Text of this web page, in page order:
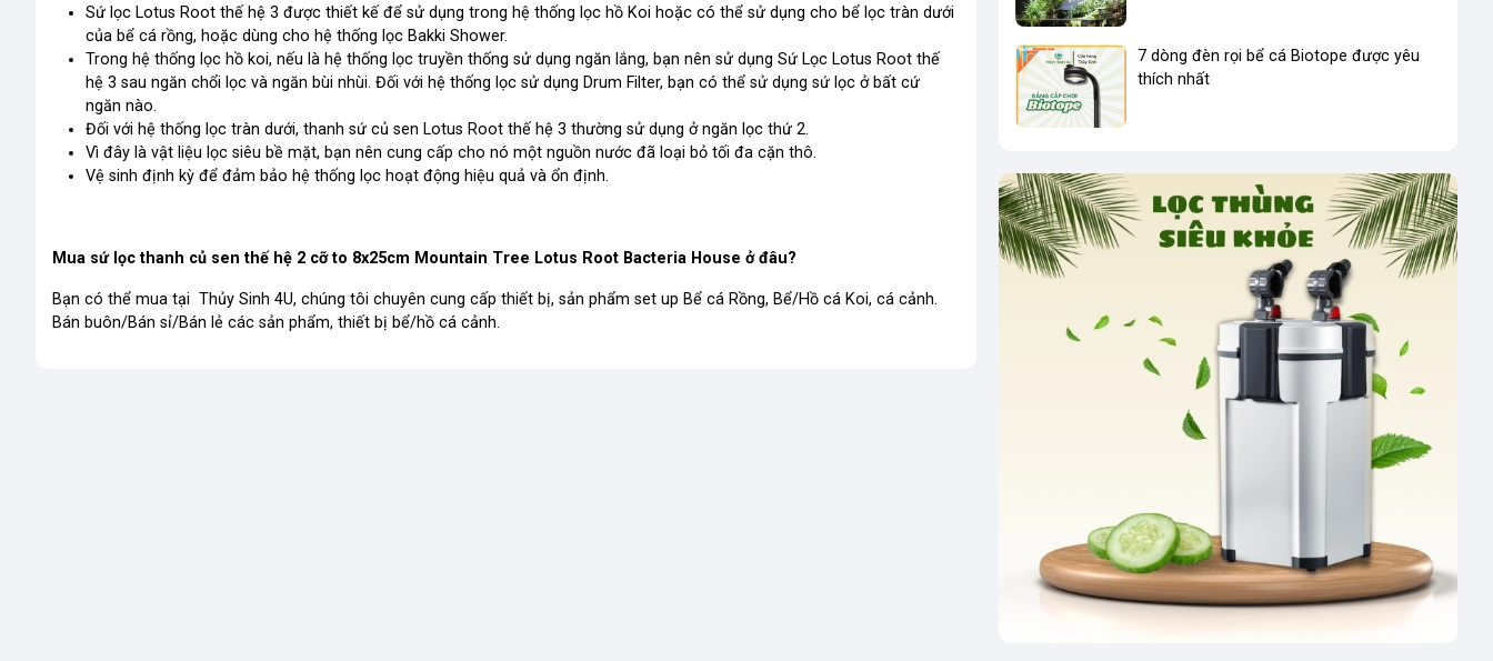
Sứ lọc Lotus Root thế hệ 3 được thiết kế để sử dụng trong hệ thống lọc hồ Koi hoặc có thể sử dụng cho bể lọc tràn dưới
của bể cá rồng, hoặc dùng cho hệ thống lọc Bakki Shower.
Trong hệ thống lọc hồ koi, nếu là hệ thống lọc truyền thống sử dụng ngăn lắng, bạn nên sử dụng Sứ Lọc Lotus Root thế
hệ 3 sau ngăn chổi lọc và ngăn bùi nhùi. Đối với hệ thống lọc sử dụng Drum Filter, bạn có thể sử dụng sứ lọc ở bất cứ
ngăn nào.
Đối với hệ thống lọc tràn dưới, thanh sứ củ sen Lotus Root thế hệ 3 thường sử dụng ở ngăn lọc thứ 2.
Vì đây là vật liệu lọc siêu bề mặt, bạn nên cung cấp cho nó một nguồn nước đã loại bỏ tối đa cặn thô.
Vệ sinh định kỳ để đảm bảo hệ thống lọc hoạt động hiệu quả và ổn định.
Mua sứ lọc thanh củ sen thế hệ 2 cỡ to 8x25cm Mountain Tree Lotus Root Bacteria House ở đâu?
Bạn có thể mua tại Thủy Sinh 4U, chúng tôi chuyên cung cấp thiết bị, sản phẩm set up Bể cá Rồng, Bể/Hồ cá Koi, cá cảnh.
Bán buôn/Bán sỉ/Bán lẻ các sản phẩm, thiết bị bể/hồ cá cảnh.
7 dòng đèn rọi bể cá Biotope được yêu
thích nhất